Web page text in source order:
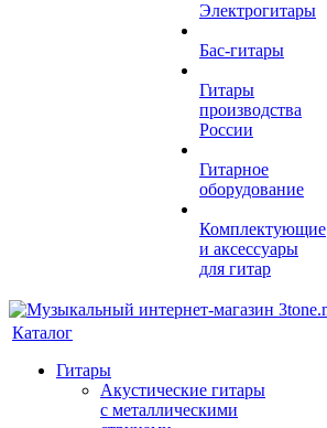
Электрогитары
Бас-гитары
Гитары
производства
России
Гитарное
оборудование
Комплектующие
и аксессуары
для гитар
Каталог
Гитары
Акустические гитары
с металлическими